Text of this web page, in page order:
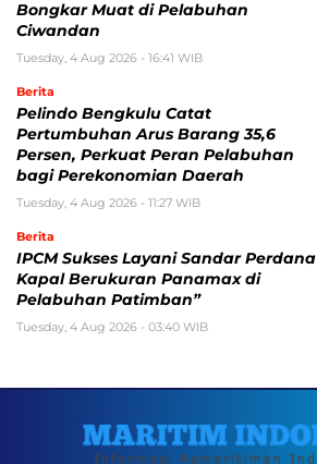
Bongkar Muat di Pelabuhan
Ciwandan
Tuesday, 4 Aug 2026 - 16:41 WIB
Berita
Pelindo Bengkulu Catat
Pertumbuhan Arus Barang 35,6
Persen, Perkuat Peran Pelabuhan
bagi Perekonomian Daerah
Tuesday, 4 Aug 2026 - 11:27 WIB
Berita
IPCM Sukses Layani Sandar Perdana
Kapal Berukuran Panamax di
Pelabuhan Patimban”
Tuesday, 4 Aug 2026 - 03:40 WIB